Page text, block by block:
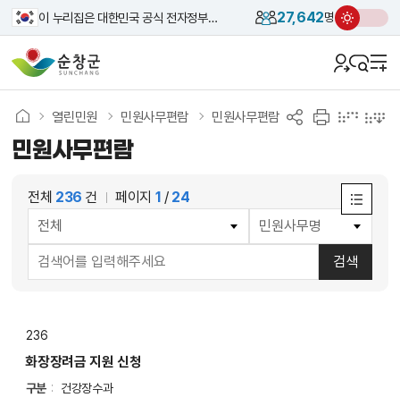
이 누리집은 대한민국 공식 전자정부 누리집입니다. 27,642명
민원사무편람
열린민원 민원사무편람 민원사무편람
전체 236 건 페이지 1 / 24
검색
236
화장장려금 지원 신청
구분
건강장수과